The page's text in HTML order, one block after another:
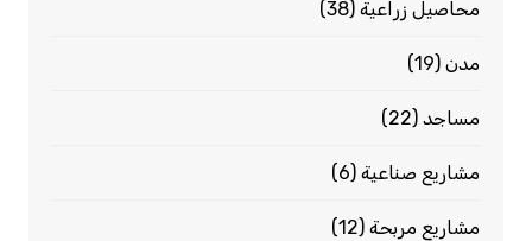
محاصيل زراعية(38)
مدن(19)
مساجد(22)
مشاريع صناعية(6)
مشاريع مربحة(12)